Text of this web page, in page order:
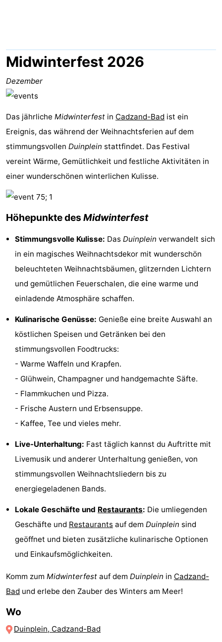
Nieuwvliet-
Bad
Meulinge
EuroParcs
Cadzand
-
Hoogduin
-
Noordzee
Résidence
Cadzand-
Resort
Nieuwvliet-
Schoneveld
-
Resort
Nieuwvliet-
Bad
Waterdunen
-
Zeebad
-
Zonneweelde
Zwinhoeve
Hotels
Lastminutes
Strand
Sehen
Museen
Denkmäler
Mühlen
Rundfahrten
Indoor-
Spielplätze
Bowling
Zentren
Dörfer
&
Städte
Natur
Sport
Midwinterfest 2026
Dezember
Das jährliche Midwinterfest in Cadzand-Bad ist ein
Ereignis, das während der Weihnachtsferien auf dem
stimmungsvollen Duinplein stattfindet. Das Festival
vereint Wärme, Gemütlichkeit und festliche Aktivitäten in
einer wunderschönen winterlichen Kulisse.
Höhepunkte des Midwinterfest
Stimmungsvolle Kulisse: Das Duinplein verwandelt sich
in ein magisches Weihnachtsdekor mit wunderschön
beleuchteten Weihnachtsbäumen, glitzernden Lichtern
und gemütlichen Feuerschalen, die eine warme und
einladende Atmosphäre schaffen.
Kulinarische Genüsse: Genieße eine breite Auswahl an
köstlichen Speisen und Getränken bei den
stimmungsvollen Foodtrucks:
- Warme Waffeln und Krapfen.
- Glühwein, Champagner und handgemachte Säfte.
- Flammkuchen und Pizza.
- Frische Austern und Erbsensuppe.
- Kaffee, Tee und vieles mehr.
Live-Unterhaltung: Fast täglich kannst du Auftritte mit
Livemusik und anderer Unterhaltung genießen, von
stimmungsvollen Weihnachtsliedern bis zu
energiegeladenen Bands.
Lokale Geschäfte und Restaurants: Die umliegenden
Geschäfte und Restaurants auf dem Duinplein sind
geöffnet und bieten zusätzliche kulinarische Optionen
und Einkaufsmöglichkeiten.
Komm zum Midwinterfest auf dem Duinplein in Cadzand-
Bad und erlebe den Zauber des Winters am Meer!
Wo
Duinplein, Cadzand-Bad